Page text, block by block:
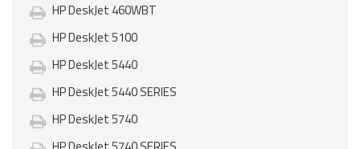
HP DeskJet 460WBT
HP DeskJet 5100
HP DeskJet 5440
HP DeskJet 5440 SERIES
HP DeskJet 5740